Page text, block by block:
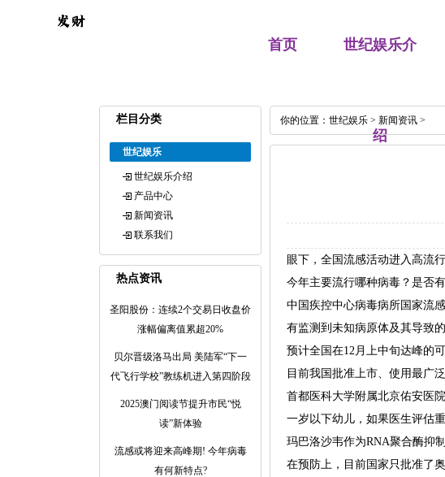
首页 世纪娱乐介
绍
栏目分类
世纪娱乐
世纪娱乐介绍
产品中心
新闻资讯
联系我们
热点资讯
圣阳股份：连续2个交易日收盘价
涨幅偏离值累超20%
贝尔晋级洛马出局 美陆军“下一
代飞行学校”教练机进入第四阶段
2025澳门阅读节提升市民“悦
读”新体验
流感或将迎来高峰期! 今年病毒
有何新特点?
你的位置： 世纪娱乐 > 新闻资讯 >
眼下，全国流感活动进入高流
今年主要流行哪种病毒？是否
中国疾控中心病毒病所国家流
有监测到未知病原体及其导致
预计全国在12月上中旬达峰的
目前我国批准上市、使用最广
首都医科大学附属北京佑安医
一岁以下幼儿，如果医生评估
玛巴洛沙韦作为RNA聚合酶抑
在预防上，目前国家只批准了